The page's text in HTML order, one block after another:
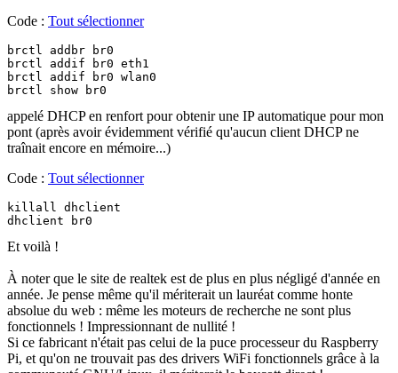
Code : Tout sélectionner
brctl addbr br0
brctl addif br0 eth1
brctl addif br0 wlan0
brctl show br0
appelé DHCP en renfort pour obtenir une IP automatique pour mon
pont (après avoir évidemment vérifié qu'aucun client DHCP ne
traînait encore en mémoire...)
Code : Tout sélectionner
killall dhclient
dhclient br0
Et voilà !
À noter que le site de realtek est de plus en plus négligé d'année en
année. Je pense même qu'il mériterait un lauréat comme honte
absolue du web : même les moteurs de recherche ne sont plus
fonctionnels ! Impressionnant de nullité !
Si ce fabricant n'était pas celui de la puce processeur du Raspberry
Pi, et qu'on ne trouvait pas des drivers WiFi fonctionnels grâce à la